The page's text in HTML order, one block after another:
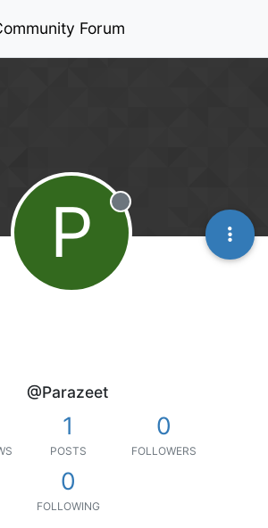
Forum
P Offline
@Parazeet
1
POSTS
0
FOLLOWERS
0
FOLLOWING